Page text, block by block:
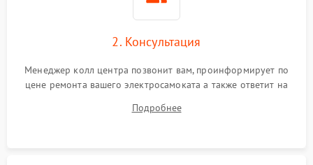
2. Консультация
Менеджер колл центра позвонит вам, проинформирует по
цене ремонта вашего электросамоката а также ответит на
Подробнее